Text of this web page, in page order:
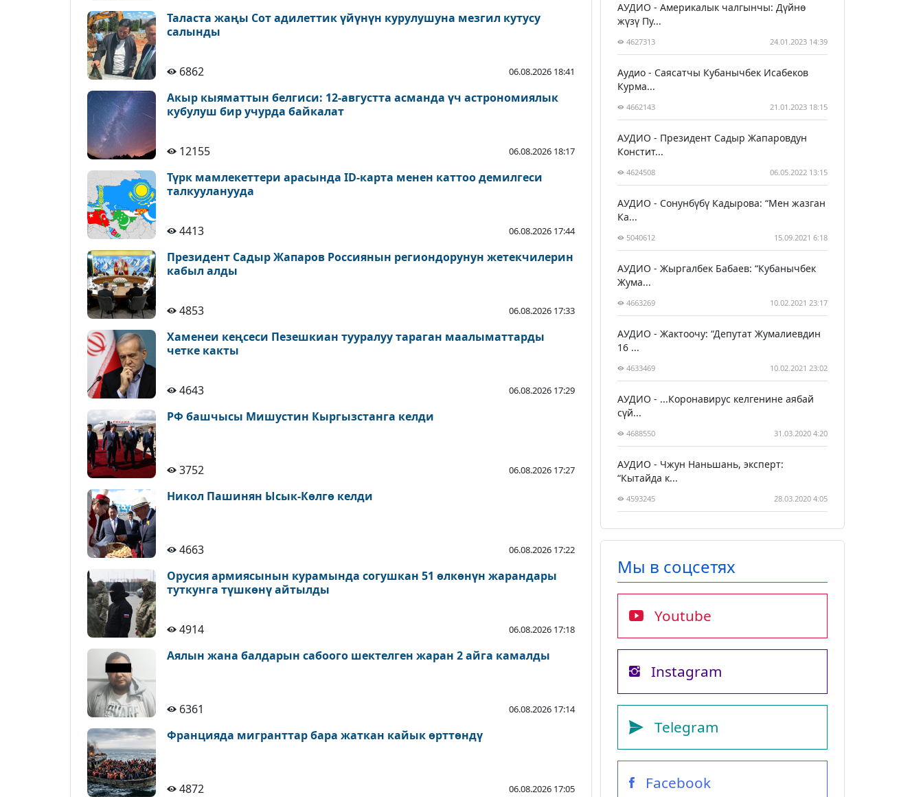
Таласта жаңы Сот адилеттик үйүнүн курулушуна мезгил кутусу
салынды
6862 06.08.2026 18:41
Акыр кыяматтын белгиси: 12-августта асманда үч астрономиялык
кубулуш бир учурда байкалат
12155 06.08.2026 18:17
Түрк мамлекеттери арасында ID-карта менен каттоо демилгеси
талкууланууда
4413 06.08.2026 17:44
Президент Садыр Жапаров Россиянын региондорунун жетекчилерин
кабыл алды
4853 06.08.2026 17:33
Хаменеи кеңсеси Пезешкиан тууралуу тараган маалыматтарды
четке какты
4643 06.08.2026 17:29
РФ башчысы Мишустин Кыргызстанга келди
3752 06.08.2026 17:27
Никол Пашинян Ысык-Көлгө келди
4663 06.08.2026 17:22
Орусия армиясынын курамында согушкан 51 өлкөнүн жарандары
туткунга түшкөнү айтылды
4914 06.08.2026 17:18
Аялын жана балдарын сабоого шектелген жаран 2 айга камалды
6361 06.08.2026 17:14
Францияда мигранттар бара жаткан кайык өрттөндү
4872 06.08.2026 17:05
АУДИО - Америкалык чалгынчы: Дүйнө
жүзү Пу...
4627313 24.01.2023 14:39
Аудио - Саясатчы Кубанычбек Исабеков
Курма...
4662143 21.01.2023 18:15
АУДИО - Президент Садыр Жапаровдун
Констит...
4624508 06.05.2022 13:15
АУДИО - Сонунбүбү Кадырова: “Мен жазган
Ка...
5040612 15.09.2021 6:18
АУДИО - Жыргалбек Бабаев: “Кубанычбек
Жума...
4663269 10.02.2021 23:17
АУДИО - Жактоочу: “Депутат Жумалиевдин
16 ...
4633469 10.02.2021 23:02
АУДИО - ...Коронавирус келгенине аябай
сүй...
4688550 31.03.2020 4:20
АУДИО - Чжун Наньшань, эксперт:
“Кытайда к...
4593245 28.03.2020 4:05
Мы в соцсетях
Youtube
Instagram
Telegram
Facebook